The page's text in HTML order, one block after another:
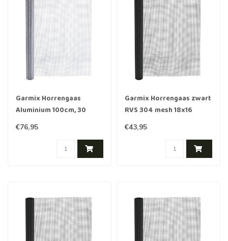
Garmix Horrengaas
Aluminium 100cm, 30
meter
€76,95
Garmix Horrengaas zwart
RVS 304 mesh 18x16
100cm, 5 meter
€43,95